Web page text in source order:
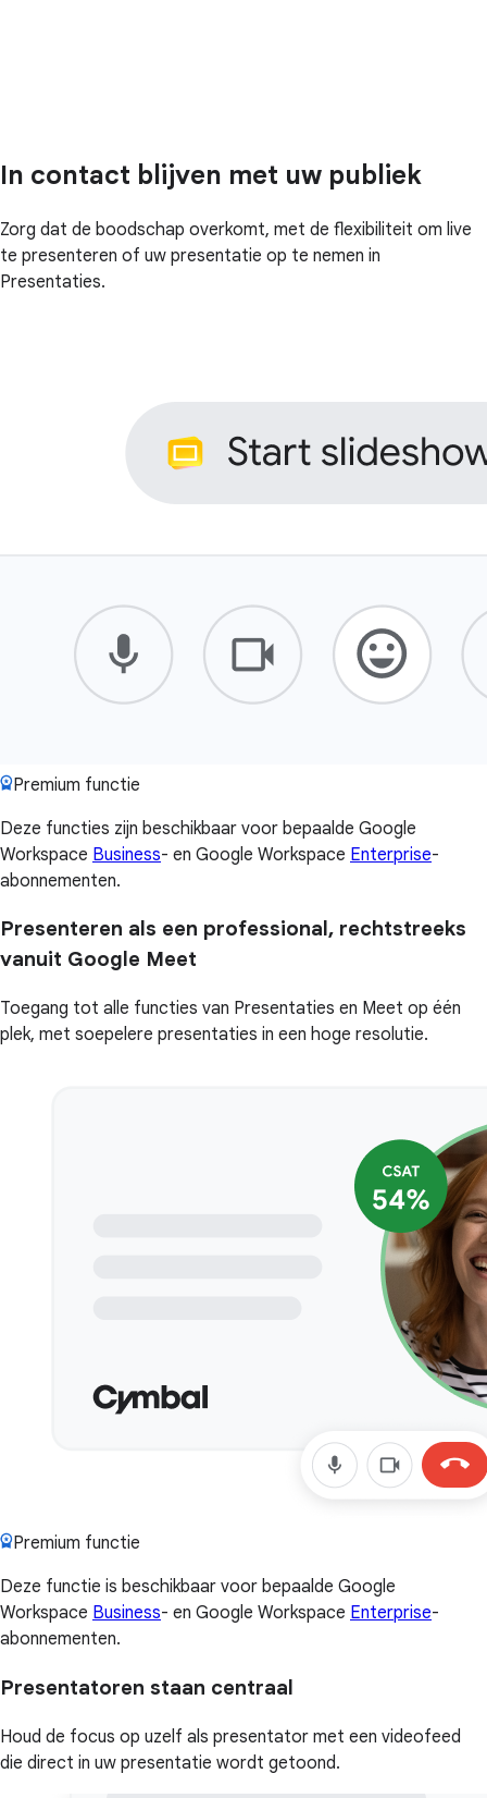
In contact blijven met uw publiek
Zorg dat de boodschap overkomt, met de flexibiliteit om live
te presenteren of uw presentatie op te nemen in
Presentaties.
Premium functie
Deze functies zijn beschikbaar voor bepaalde Google
Workspace Business- en Google Workspace Enterprise-
abonnementen.
Presenteren als een professional, rechtstreeks
vanuit Google Meet
Toegang tot alle functies van Presentaties en Meet op één
plek, met soepelere presentaties in een hoge resolutie.
Premium functie
Deze functie is beschikbaar voor bepaalde Google
Workspace Business- en Google Workspace Enterprise-
abonnementen.
Presentatoren staan centraal
Houd de focus op uzelf als presentator met een videofeed
die direct in uw presentatie wordt getoond.